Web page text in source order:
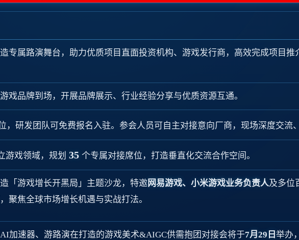
专属路演舞台，助力优质项目直面投资机构、游戏发行商，高效完成项目推
戏品牌到场，开展品牌展示、行业经验分享与优质资源互通。
，研发团队可免费报名入驻。参会人员可自主对接意向厂商，现场深度交流
游戏领域，规划 35 个专属对接席位，打造垂直化交流合作空间。
「游戏增长开黑局」主题沙龙，特邀网易游戏、小米游戏业务负责人及多位
聚焦全球市场增长机遇与实战打法。
加速器、游路演在打造的游戏美术&AIGC供需抱团对接会将于7月29日 举办